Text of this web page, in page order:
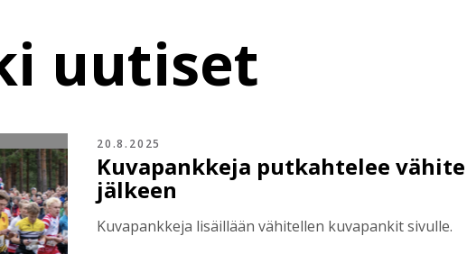
uutiset
20.8.2025
Kuvapankkeja putkahtelee
jälkeen
Kuvapankkeja lisäillään vähitellen kuvapankit sivulle.